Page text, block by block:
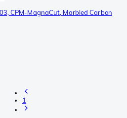
CPM-MagnaCut, Marbled Carbon
1